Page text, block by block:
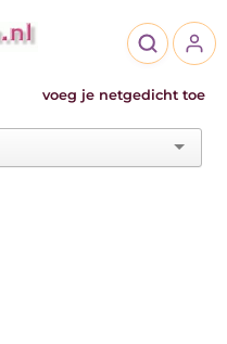
voeg je netgedicht toe